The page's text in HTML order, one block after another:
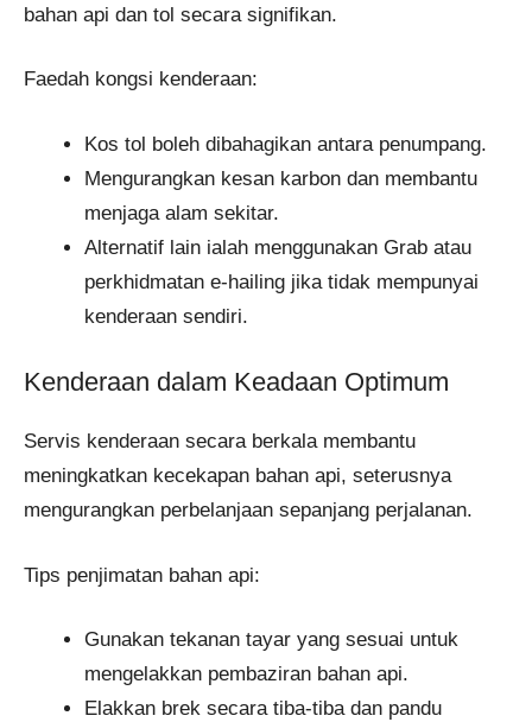
bahan api dan tol secara signifikan.
Faedah kongsi kenderaan:
Kos tol boleh dibahagikan antara penumpang.
Mengurangkan kesan karbon dan membantu
menjaga alam sekitar.
Alternatif lain ialah menggunakan Grab atau
perkhidmatan e-hailing jika tidak mempunyai
kenderaan sendiri.
Kenderaan dalam Keadaan Optimum
Servis kenderaan secara berkala membantu
meningkatkan kecekapan bahan api, seterusnya
mengurangkan perbelanjaan sepanjang perjalanan.
Tips penjimatan bahan api:
Gunakan tekanan tayar yang sesuai untuk
mengelakkan pembaziran bahan api.
Elakkan brek secara tiba-tiba dan pandu